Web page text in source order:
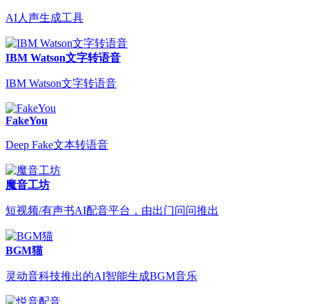
AI人声生成工具
IBM Watson文字转语音
IBM Watson文字转语音
FakeYou
Deep Fake文本转语音
魔音工坊
短视频/有声书AI配音平台，由出门问问推出
BGM猫
灵动音科技推出的AI智能生成BGM音乐